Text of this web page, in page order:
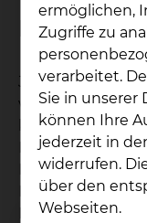
Fernseher
Jedes unserer
verortet ist, ist
kostenlosem
Fernsehsender
Bett über die
Empfang der
Radiosender.
ermöglichen,
Zugriffe zu
verarbeitet.
Sie in unserer
können Ihre
jederzeit in
widerrufen.
über den
Webseiten.